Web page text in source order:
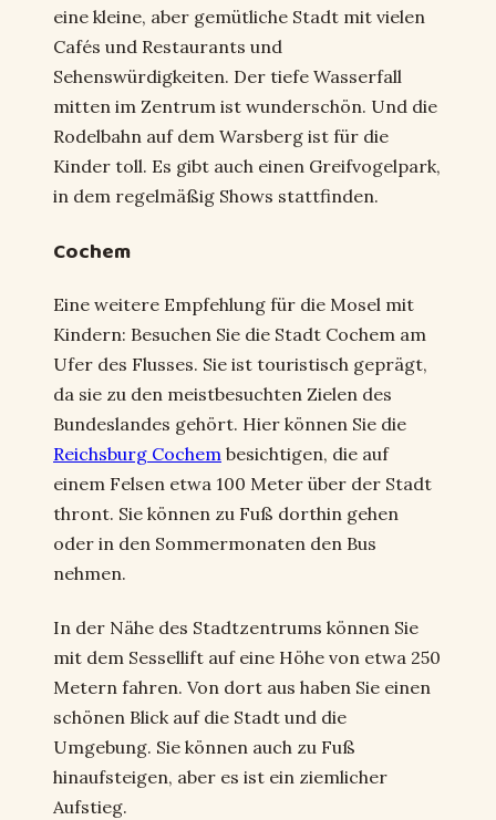
eine kleine, aber gemütliche Stadt mit vielen
Cafés und Restaurants und
Sehenswürdigkeiten. Der tiefe Wasserfall
mitten im Zentrum ist wunderschön. Und die
Rodelbahn auf dem Warsberg ist für die
Kinder toll. Es gibt auch einen Greifvogelpark,
in dem regelmäßig Shows stattfinden.
Cochem
Eine weitere Empfehlung für die Mosel mit
Kindern: Besuchen Sie die Stadt Cochem am
Ufer des Flusses. Sie ist touristisch geprägt,
da sie zu den meistbesuchten Zielen des
Bundeslandes gehört. Hier können Sie die
Reichsburg Cochem besichtigen, die auf
einem Felsen etwa 100 Meter über der Stadt
thront. Sie können zu Fuß dorthin gehen
oder in den Sommermonaten den Bus
nehmen.
In der Nähe des Stadtzentrums können Sie
mit dem Sessellift auf eine Höhe von etwa 250
Metern fahren. Von dort aus haben Sie einen
schönen Blick auf die Stadt und die
Umgebung. Sie können auch zu Fuß
hinaufsteigen, aber es ist ein ziemlicher
Aufstieg.